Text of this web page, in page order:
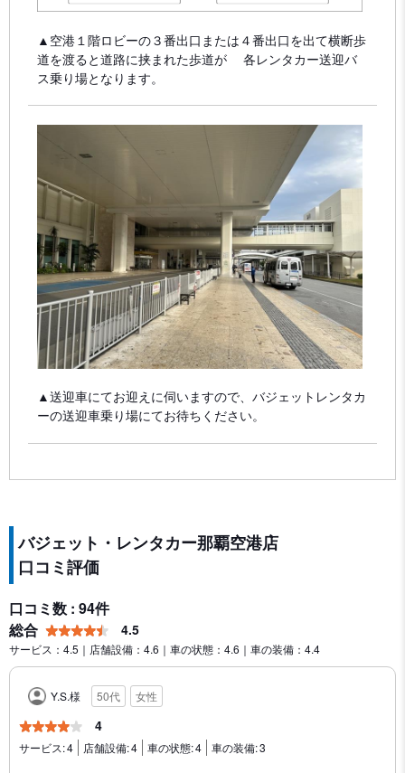
▲空港１階ロビーの３番出口または４番出口を出て横断歩
道を渡ると道路に挟まれた歩道が 各レンタカー送迎バ
ス乗り場となります。
▲送迎車にてお迎えに伺いますので、バジェットレンタカ
ーの送迎車乗り場にてお待ちください。
バジェット・レンタカー那覇空港店
口コミ評価
口コミ数 : 94件
総合
4.5
サービス：4.5｜店舗設備：4.6｜車の状態：4.6｜車の装備：4.4
Y.S.様 50代 女性
4
サービス:4 店舗設備:4 車の状態:4 車の装備:3